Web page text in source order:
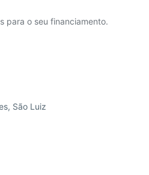
para o seu financiamento.
São Luiz